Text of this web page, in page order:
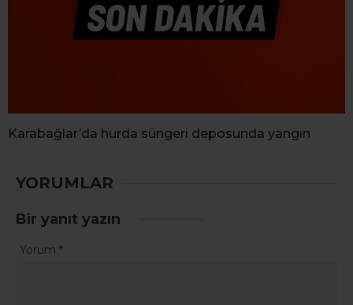
Karabağlar’da hurda süngeri deposunda yangın
YORUMLAR
Bir yanıt yazın
Yorum *